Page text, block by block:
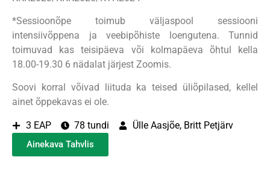
*Sessioonõpe toimub väljaspool sessiooni
intensiivõppena ja veebipõhiste loengutena. Tunnid
toimuvad kas teisipäeva või kolmapäeva õhtul kella
18.00-19.30 6 nädalat järjest Zoomis.
Soovi korral võivad liituda ka teised üliõpilased, kellel
ainet õppekavas ei ole.
3 EAP 78 tundi Ülle Aasjõe, Britt Petjärv
Ainekava Tahvlis